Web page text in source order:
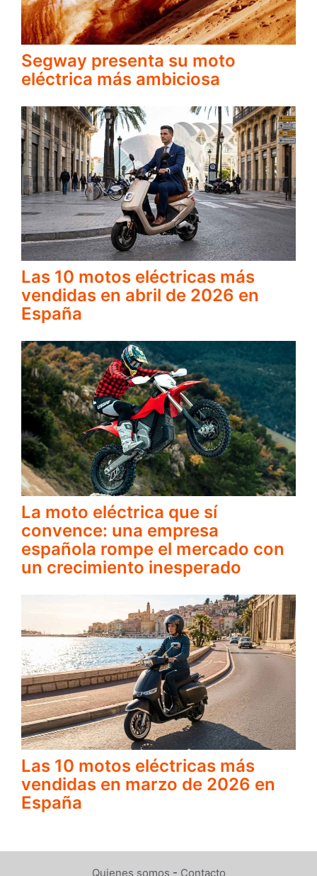
Segway presenta su moto
eléctrica más ambiciosa
Las 10 motos eléctricas más
vendidas en abril de 2026 en
España
La moto eléctrica que sí
convence: una empresa
española rompe el mercado con
un crecimiento inesperado
Las 10 motos eléctricas más
vendidas en marzo de 2026 en
España
Quienes somos - Contacto